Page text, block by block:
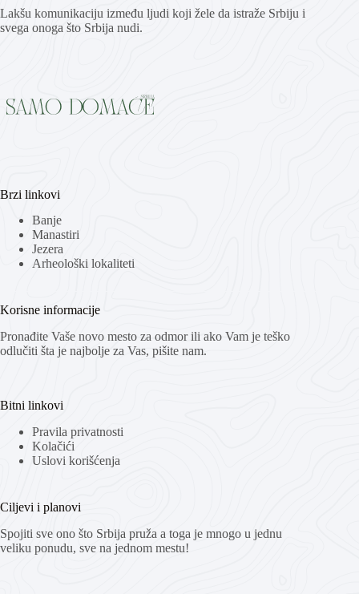
Lakšu komunikaciju između ljudi koji žele da istraže Srbiju i
svega onoga što Srbija nudi.
Brzi linkovi
Banje
Manastiri
Jezera
Arheološki lokaliteti
Korisne informacije
Pronađite Vaše novo mesto za odmor ili ako Vam je teško
odlučiti šta je najbolje za Vas, pišite nam.
Bitni linkovi
Pravila privatnosti
Kolačići
Uslovi korišćenja
Ciljevi i planovi
Spojiti sve ono što Srbija pruža a toga je mnogo u jednu
veliku ponudu, sve na jednom mestu!